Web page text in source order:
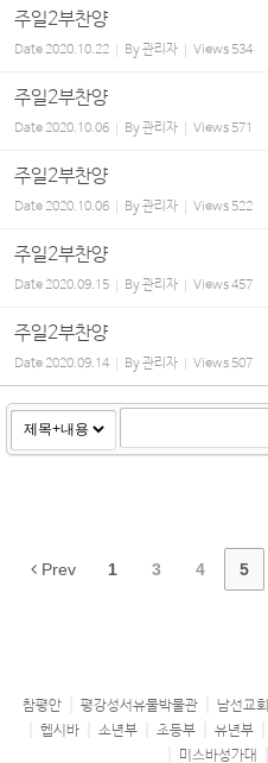
주일2부찬양
Date2020.10.22 By관리자 Views 534
주일2부찬양
Date2020.10.06 By관리자 Views 571
주일2부찬양
Date2020.10.06 By관리자 Views 522
주일2부찬양
Date2020.09.15 By관리자 Views457
주일2부찬양
Date2020.09.14 By관리자 Views 507
Prev 1 3 4 5
참평안 평강성서유물박물관 남선교회
헵시바
소년부 초등부 유년부
미스바성가대